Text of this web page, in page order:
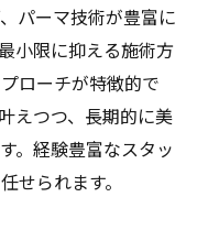
パーマ技術が豊富に
小限に抑える施術方
ローチが特徴的で
えつつ、長期的に美
。経験豊富なスタッ
せられます。